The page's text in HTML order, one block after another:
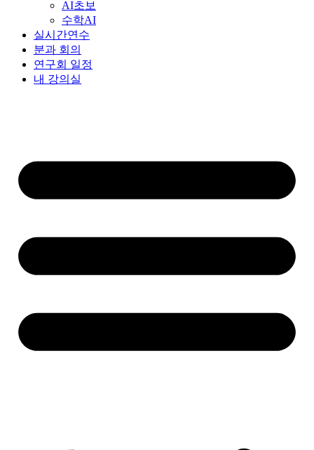
AI초보
수학AI
실시간연수
분과 회의
연구회 일정
내 강의실